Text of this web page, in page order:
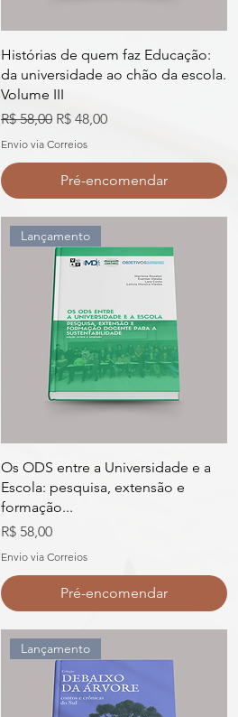
Histórias de quem faz Educação:
da universidade ao chão da escola.
Volume III
Preço normal
R$ 58,00 Preço promocional
R$ 48,00
Envio via Correios
Pré-encomendar
Lançamento
Os ODS entre a Universidade e a
Escola: pesquisa, extensão e
formação...
Preço
R$ 58,00
Envio via Correios
Pré-encomendar
Lançamento